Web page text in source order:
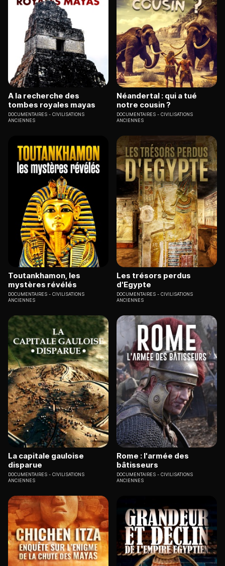
A la recherche des
tombes royales mayas
DOCUMENTAIRES
CIVILISATIONS
ANCIENNES
Néandertal : qui a tué
notre cousin ?
DOCUMENTAIRES
CIVILISATIONS
ANCIENNES
Toutankhamon, les
mystères révélés
DOCUMENTAIRES
CIVILISATIONS
ANCIENNES
Les trésors perdus
d'Egypte
DOCUMENTAIRES
CIVILISATIONS
ANCIENNES
La capitale gauloise
disparue
DOCUMENTAIRES
CIVILISATIONS
ANCIENNES
Rome : l'armée des
bâtisseurs
DOCUMENTAIRES
CIVILISATIONS
ANCIENNES